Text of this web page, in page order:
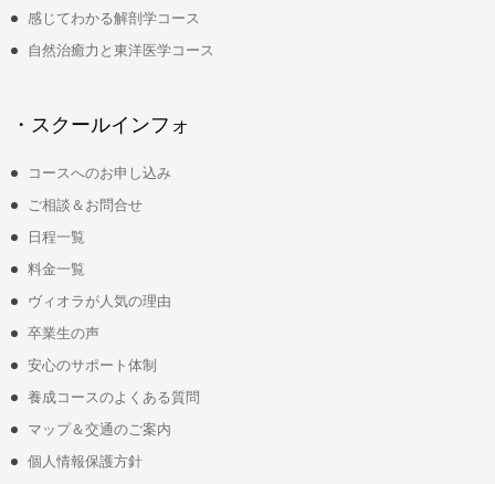
感じてわかる解剖学コース
自然治癒力と東洋医学コース
・スクールインフォ
コースへのお申し込み
ご相談＆お問合せ
日程一覧
料金一覧
ヴィオラが人気の理由
卒業生の声
安心のサポート体制
養成コースのよくある質問
マップ＆交通のご案内
個人情報保護方針